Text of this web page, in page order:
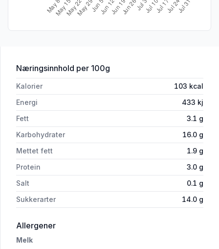
Næringsinnhold for 'Mandelpudding 0,5l Piano'
per 100g
Kalorier 103 kcal
Energi
433 kj
Fett
3.1 g
Karbohydrater
16.0 g
Mettet fett
1.9 g
Protein
3.0 g
Salt
0.1 g
Sukkerarter
14.0 g
Allergeneri 'Mandelpudding 0,5l Piano'
Melk